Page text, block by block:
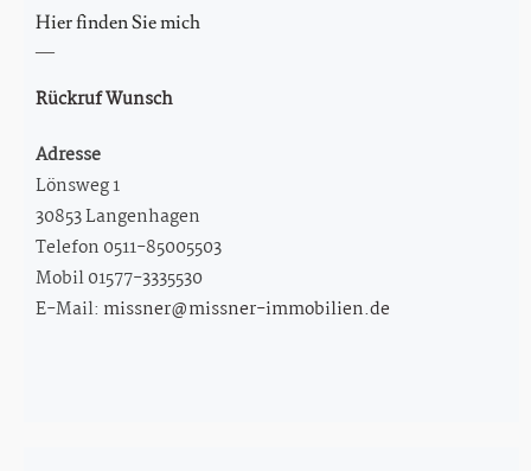
Mehrfamilienhaus kaufen
Wohnung mieten – Haus mieten
Immobilien Verkauf/ Vermietung
Service
Hier finden Sie mich
Rückruf Wunsch
Adresse
Lönsweg 1
30853 Langenhagen
Telefon 0511-85005503
Mobil 01577-3335530
E-Mail: missner@missner-immobilien.de